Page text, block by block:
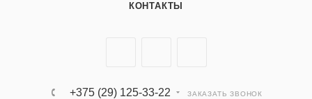
КОНТАКТЫ
+375 (29) 125-33-22 ЗАКАЗАТЬ ЗВОНОК